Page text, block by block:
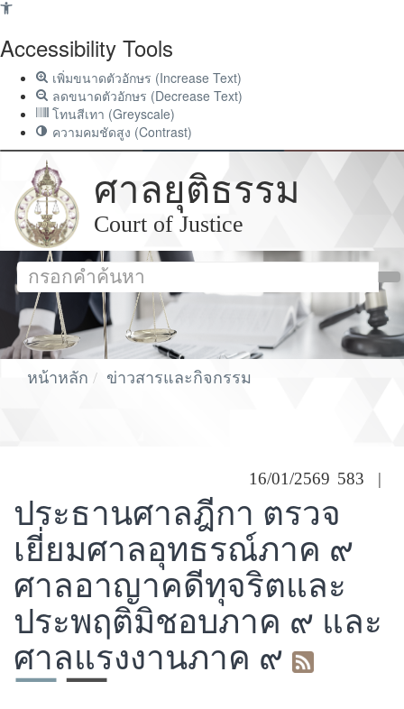
Accessibility Tools
เพิ่มขนาดตัวอักษร (Increase Text)
ลดขนาดตัวอักษร (Decrease Text)
โทนสีเทา (Greyscale)
ความคมชัดสูง (Contrast)
ศาลยุติธรรม
Court of Justice
หน้าหลัก
ข่าวสารและกิจกรรม
ประธานศาลฎีกา ตรวจ
เยี่ยมศาลอุทธรณ์ภาค ๙
ศาลอาญาคดีทุจริตและ
ประพฤติมิชอบภาค ๙ และ
ศาลแรงงานภาค ๙
16/01/2569 583 |